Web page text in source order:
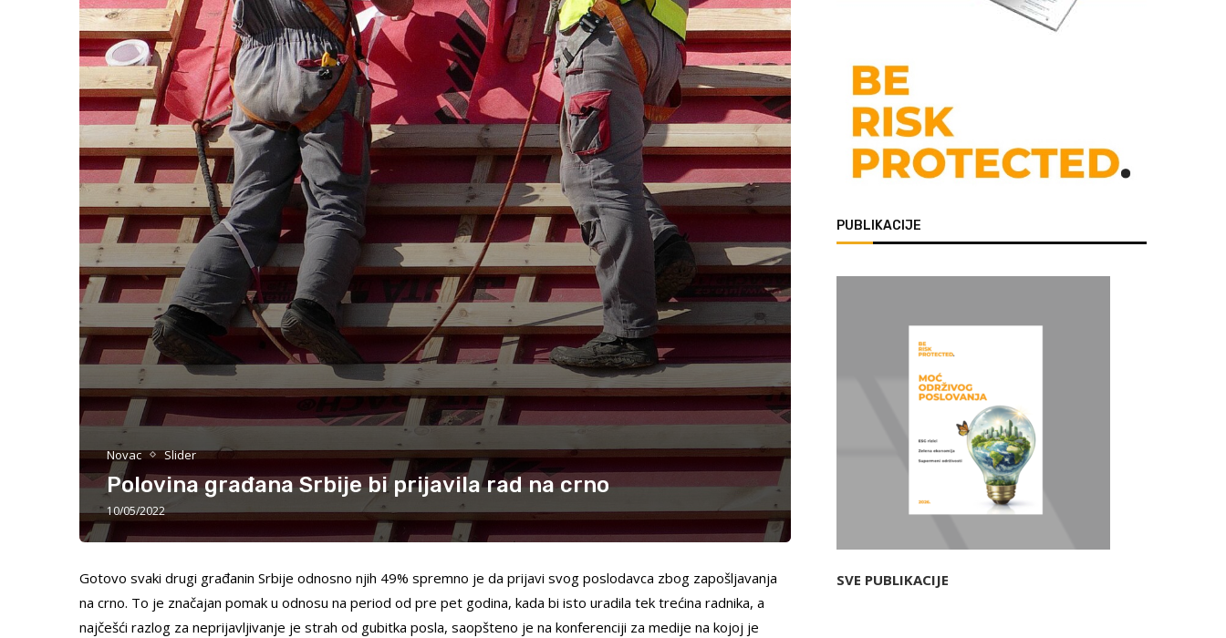
Novac Slider
Polovina građana Srbije bi prijavila rad na crno
10/05/2022
Gotovo svaki drugi građanin Srbije odnosno njih 49% spremno je da prijavi svog poslodavca zbog zapošljavanja
na crno. To je značajan pomak u odnosu na period od pre pet godina, kada bi isto uradila tek trećina radnika, a
najčešći razlog za neprijavljivanje je strah od gubitka posla, saopšteno je na konferenciji za medije na kojoj je
PUBLIKACIJE
SVE PUBLIKACIJE